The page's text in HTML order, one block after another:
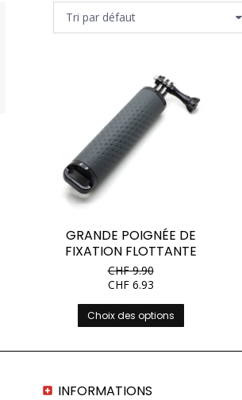
GRANDE POIGNÉE DE
FIXATION FLOTTANTE
CHF9.90
CHF6.93
Choix des options
Ce
produit
plusieurs
INFORMATIONS